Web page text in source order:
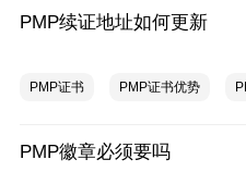
PMP续证地址如何更新
PMP证书 PMP证书优势
PMP徽章必须要吗